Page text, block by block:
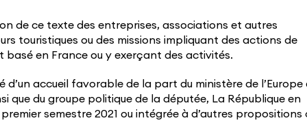
de ce texte des entreprises, associations et autres
touristiques ou des missions impliquant des actions de
en France ou y exerçant des activités.
accueil favorable de la part du ministère de l’Europe
que du groupe politique de la députée, La République en
semestre 2021 ou intégrée à d’autres propositions